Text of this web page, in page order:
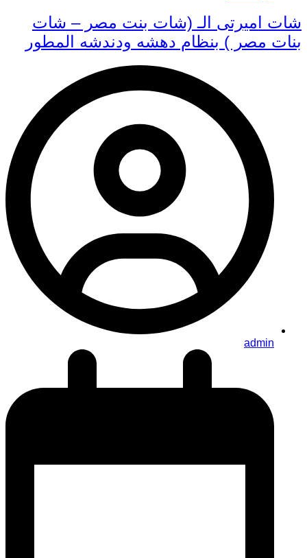
شات اميرتى الـ (شات بنت مصر – شات
بنات مصر ) بنظام دهشه ودندشه المطور
admin